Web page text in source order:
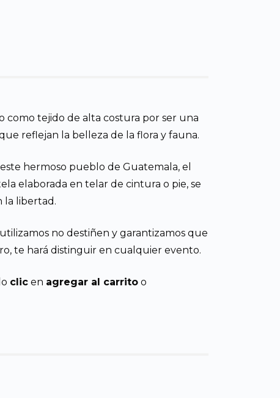
como tejido de alta costura por ser una
reflejan la belleza de la flora y fauna.
hermoso pueblo de Guatemala, el
elaborada en telar de cintura o pie, se
la libertad.
no destiñen y garantizamos que
te hará distinguir en cualquier evento.
clic en agregar al carrito o